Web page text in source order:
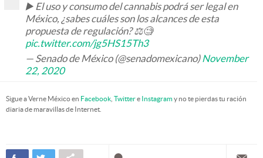
▶️ El uso y consumo del cannabis podrá ser legal en
México, ¿sabes cuáles son los alcances de esta
propuesta de regulación? ⚖️🧐
pic.twitter.com/jg5HS15Th3
— Senado de México (@senadomexicano)November
22, 2020
Sigue a Verne México en Facebook Twittere Instagramy no te pierdas tu ración
diaria de maravillas de Internet.